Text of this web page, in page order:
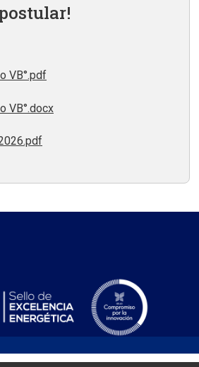
VB°.pdf
VB°.docx